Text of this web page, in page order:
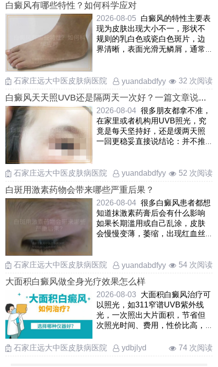
白癜风有哪些特性？如何科学应对
2026-08-05
白癜风的特性主要表
现为皮肤出现大小不一，形状不
规则的乳白色或瓷白色斑片，边
界清晰，表面光滑无鳞屑，通常
石家庄远大中医皮肤病医院
yuandabdfyy 32 次阅读
白癜风天天照UVB还是隔两天一次好？一篇文章说清
照光频率
2026-08-04 很多朋友都拿不准，
在家里或者机构用UVB照光，究
竟是每天坚持好，还是缓两天照
一回更稳妥直接说结论：并不推
石家庄远大中医皮肤病医院
yuandabdfyy 52 次阅读
白斑用激素药物会带来哪些严重后果？
2026-08-04 很多白癜风患者都想
知道抹激素药膏后会有什么影响
如果长期滥用或自己乱涂，皮肤
会慢慢变薄，萎缩，出现红血丝
石家庄远大中医皮肤病医院
yuandabdfyy 54 次阅读
大面积白癜风做全身光疗效果怎么样
2026-08-03
大面积白癜风治疗可
以照光，如311窄谱UVB紫外线
光，一次照出大片面积，节省但
次照光时间、费用，性价比高，
治 ……
石家庄远大中医皮肤病医院 ydbjlyd 74 次阅读